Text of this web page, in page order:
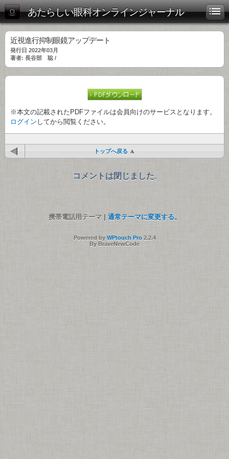
あたらしい眼科オンラインジャーナル
近視進行抑制眼鏡アップデート
発行日 2022年03月
著者: 長谷部 聡 /
※本文の記載されたPDFファイルは会員向けのサービスとなります。
ログイン してから閲覧ください。
トップへ戻る
コメントは閉じました.
携帯電話用テーマ | 通常テーマに変更する。
Powered by WPtouch Pro2.2.4
By BraveNewCode